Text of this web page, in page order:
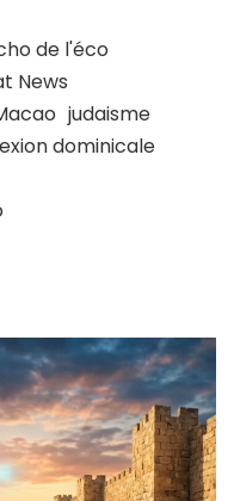
de l'éco
News
judaisme
dominicale